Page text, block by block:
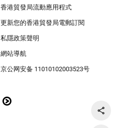
香港貿發局流動應用程式
更新您的香港貿發局電郵訂閱
私隱政策聲明
網站導航
京公网安备 11010102003523号